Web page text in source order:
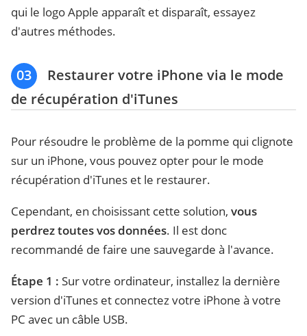
qui le logo Apple apparaît et disparaît, essayez
d'autres méthodes.
03
Restaurer votre iPhone via le mode
de récupération d'iTunes
Pour résoudre le problème de la pomme qui clignote
sur un iPhone, vous pouvez opter pour le mode
récupération d'iTunes et le restaurer.
Cependant, en choisissant cette solution, vous
perdrez toutes vos données. Il est donc
recommandé de faire une sauvegarde à l'avance.
Étape 1 : Sur votre ordinateur, installez la dernière
version d'iTunes et connectez votre iPhone à votre
PC avec un câble USB.